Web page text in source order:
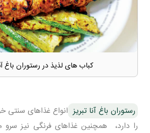
کباب های لذیذ در رستوران باغ
رستوران باغ آنا تبریز انواع غذاهای سنتی
را دارد، همچنین غذاهای فرنگی نیز